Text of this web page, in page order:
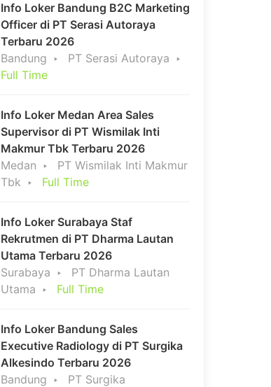
Info Loker Bandung B2C Marketing
Officer di PT Serasi Autoraya
Terbaru 2026
Bandung
PT Serasi Autoraya
Full Time
Info Loker Medan Area Sales
Supervisor di PT Wismilak Inti
Makmur Tbk Terbaru 2026
Medan
PT Wismilak Inti Makmur
Tbk
Full Time
Info Loker Surabaya Staf
Rekrutmen di PT Dharma Lautan
Utama Terbaru 2026
Surabaya
PT Dharma Lautan
Utama
Full Time
Info Loker Bandung Sales
Executive Radiology di PT Surgika
Alkesindo Terbaru 2026
Bandung
PT Surgika